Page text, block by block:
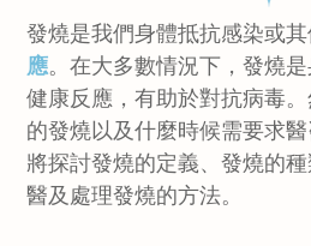
發燒是我們身體抵抗感染或
應。在大多數情況下，發燒
健康反應，有助於對抗病毒
的發燒以及什麼時候需要求
將探討發燒的定義、發燒的
醫及處理發燒的方法。